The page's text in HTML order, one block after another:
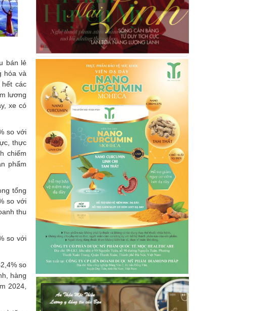
bán lẻ
hóa và
các
lương
xe có
so với
thực
chiếm
phẩm
tổng
so với
thu
so với
so
hàng
2024,